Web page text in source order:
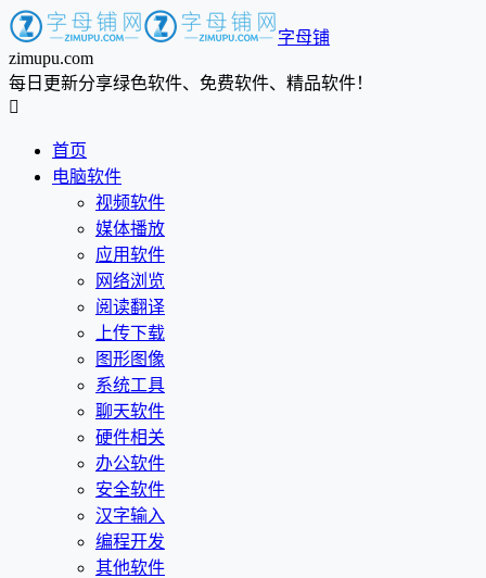
字母铺
zimupu.com
每日更新分享绿色软件、免费软件、精品软件！

首页
电脑软件
视频软件
媒体播放
应用软件
网络浏览
阅读翻译
上传下载
图形图像
系统工具
聊天软件
硬件相关
办公软件
安全软件
汉字输入
编程开发
其他软件